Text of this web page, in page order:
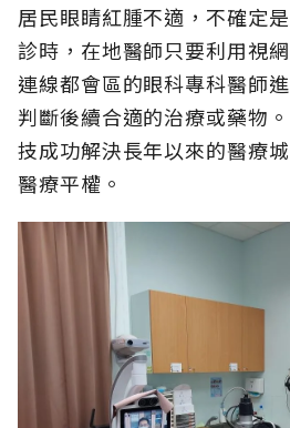
居民眼睛紅腫不適，不確定
診時，在地醫師只要利用視
連線都會區的眼科專科醫師
判斷後續合適的治療或藥物
技成功解決長年以來的醫療
醫療平權。